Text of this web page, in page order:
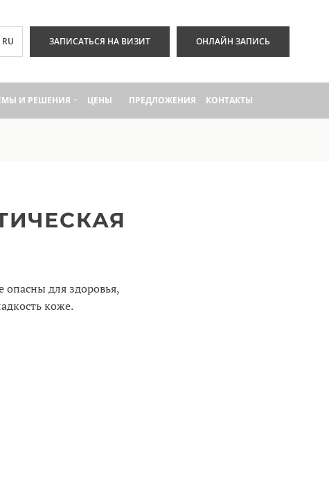
RU ЗАПИСАТЬСЯ НА ВИЗИТ ОНЛАЙН ЗАПИСЬ
И РЕШЕНИЯ ЦЕНЫ ПРЕДЛОЖЕНИЯ КОНТАКТЫ
для здоровья,
коже.